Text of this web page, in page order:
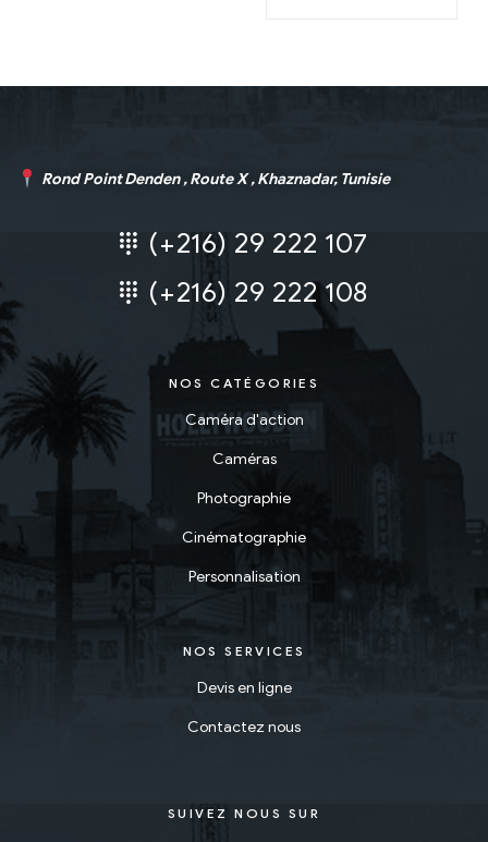
Rond Point Denden , Route X , Khaznadar, Tunisie
(+216) 29 222 107
(+216) 29 222 108
NOS CATÉGORIES
Caméra d'action
Caméras
Photographie
Cinématographie
Personnalisation
NOS SERVICES
Devis en ligne
Contactez nous
SUIVEZ NOUS SUR